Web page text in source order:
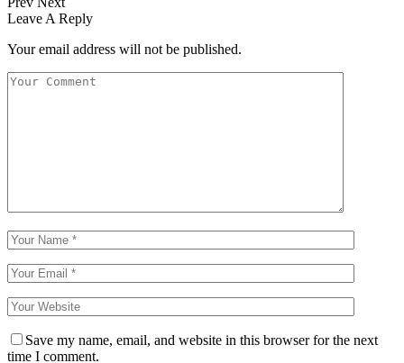
Leave A Reply
Your email address will not be published.
Save my name, email, and website in this browser for the next
time I comment.